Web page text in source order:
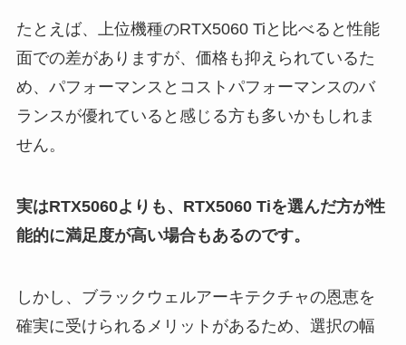
たとえば、上位機種のRTX5060 Tiと比べると性能
面での差がありますが、価格も抑えられているた
め、パフォーマンスとコストパフォーマンスのバ
ランスが優れていると感じる方も多いかもしれま
せん。
実はRTX5060よりも、RTX5060 Tiを選んだ方が性
能的に満足度が高い場合もあるのです。
しかし、ブラックウェルアーキテクチャの恩恵を
確実に受けられるメリットがあるため、選択の幅